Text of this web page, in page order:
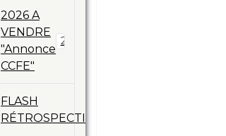
2026 A
VENDRE
"Annonce
CCFE"
2
FLASH
RÉTROSPECTIVES